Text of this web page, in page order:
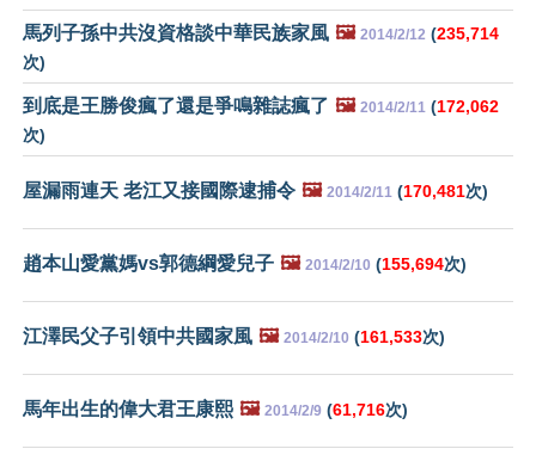
馬列子孫中共沒資格談中華民族家風 🖼️ 2014/2/12 (235,714
次)
到底是王勝俊瘋了還是爭鳴雜誌瘋了 🖼️ 2014/2/11 (172,062
次)
屋漏雨連天 老江又接國際逮捕令 🖼️ 2014/2/11 (170,481次)
趙本山愛黨媽vs郭德綱愛兒子 🖼️ 2014/2/10 (155,694次)
江澤民父子引領中共國家風 🖼️ 2014/2/10 (161,533次)
馬年出生的偉大君王康熙 🖼️ 2014/2/9 (61,716次)